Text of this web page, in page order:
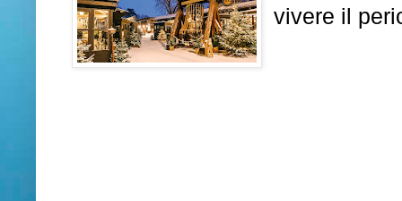
vivere il